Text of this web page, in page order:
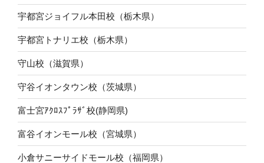
宇都宮ジョイフル本田校（栃木県）
宇都宮トナリエ校（栃木県）
守山校（滋賀県）
守谷イオンタウン校（茨城県）
富士宮ｱｸﾛｽﾌﾟﾗｻﾞ校(静岡県)
富谷イオンモール校（宮城県）
小倉サニーサイドモール校（福岡県）